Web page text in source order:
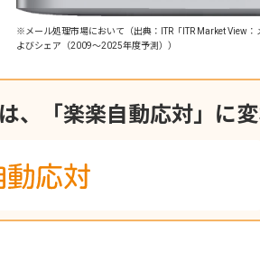
※メール処理市場において（出典：ITR「ITR Market View
よびシェア（2009～2025年度予測））
、「楽楽自動応対」に変